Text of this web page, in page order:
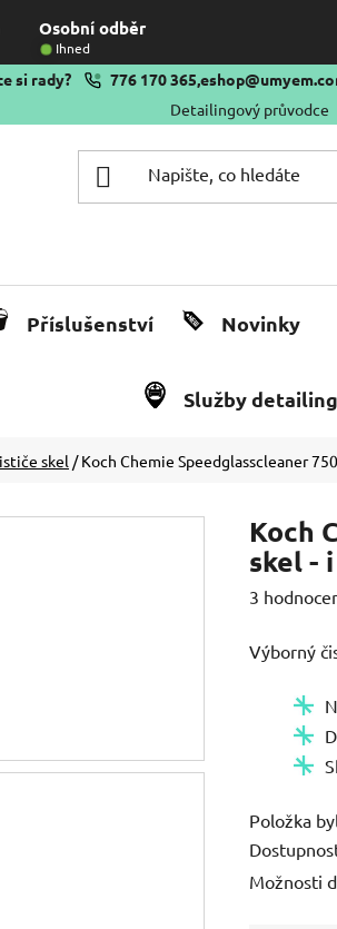
Osobní odběr
Ihned
si rady? 776 170 365,
Detailingový průvodce
Příslušenství Novinky
Služby
skel / Koch Chemie Speedglasscleaner
Koch
skel -
Průměrné
produktu
3
Výborný
Položka
Možnosti